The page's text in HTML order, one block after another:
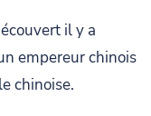
il y a
empereur chinois
chinoise.